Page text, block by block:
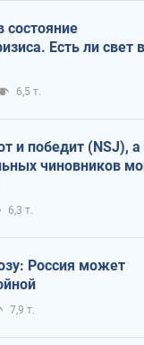
состояние
Есть ли свет в
6,5 т.
и победит (NSJ), а
чиновников
6,3 т.
Россия может
7,9 т.